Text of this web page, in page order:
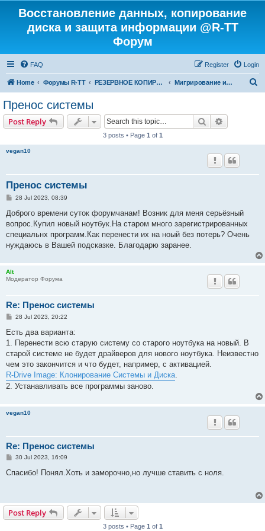
Восстановление данных, копирование
диска и защита информации @R-TT
Форум
FAQ Login
Register
Home Форумы R-TT РЕЗЕРВНОЕ КОПИРОВАНИЕ И ВОССТАНОВЛЕНИЕ СИСТЕМ Мигрирование и Клонирование Систем
Пренос системы
Post Reply Search
3 posts • Page 1 of 1
vegan10
Пренос системы
P
s
28 Jul 2023, 08:39
Доброго времени суток форумчанам! Возник для меня серьёзный
вопрос.Купил новый ноутбук.На старом много зарегистрированных
специальнх программ.Как перенести их на ноый без потерь? Очень
нуждаюсь в Вашей подсказке. Благодарю заранее.
Alt
Модератор Форума
Re: Пренос системы
P
s
28 Jul 2023, 20:22
Есть два варианта:
1. Перенести всю старую систему со старого ноутбука на новый. В
старой системе не будет драйверов для нового ноутбука. Неизвестно
чем это закончится и что будет, например, с активацией.
R-Drive Image: Клонирование Системы и Диска
2. Устанавливать все программы заново.
vegan10
Re: Пренос системы
P
s
30 Jul 2023, 16:09
Спасибо! Понял.Хоть и заморочно,но лучше ставить с ноля.
Post Reply
3 posts • Page 1 of 1